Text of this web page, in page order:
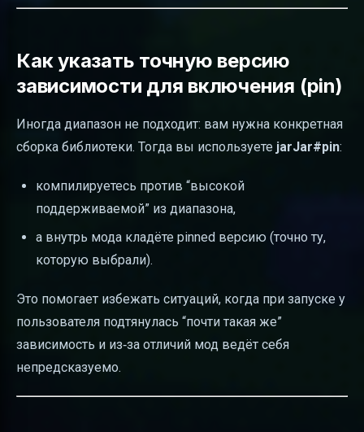
Как указать точную версию
зависимости для включения (pin)
Иногда диапазон не подходит: вам нужна конкретная
сборка библиотеки. Тогда вы используете jarJar#pin:
компилируетесь против “высокой
поддерживаемой” из диапазона,
а внутрь мода кладёте pinned версию (точно ту,
которую выбрали).
Это помогает избежать ситуаций, когда при запуске у
пользователя подтянулась “почти такая же”
зависимость и из‑за отличий мод ведёт себя
непредсказуемо.